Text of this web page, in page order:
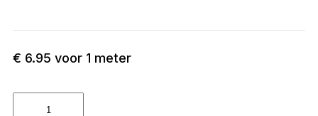
€ 6.95 voor 1 meter